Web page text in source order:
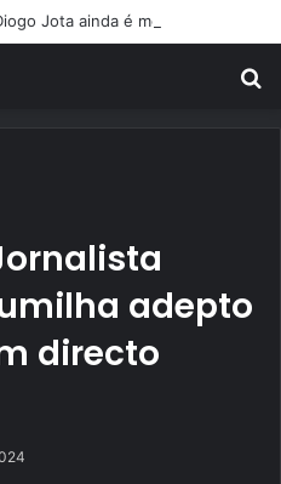
adepto
directo